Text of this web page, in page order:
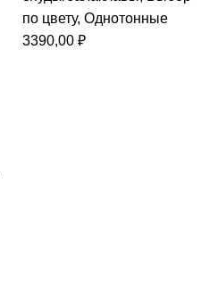
по цвету, Однотонные
3390,00 ₽